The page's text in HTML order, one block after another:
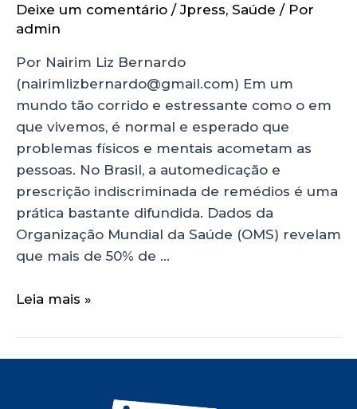
Deixe um comentário /Jpress, Saúde / Por
admin
Por Nairim Liz Bernardo
(nairimlizbernardo@gmail.com) Em um
mundo tão corrido e estressante como o em
que vivemos, é normal e esperado que
problemas físicos e mentais acometam as
pessoas. No Brasil, a automedicação e
prescrição indiscriminada de remédios é uma
prática bastante difundida. Dados da
Organização Mundial da Saúde (OMS) revelam
que mais de 50% de …
Leia mais »